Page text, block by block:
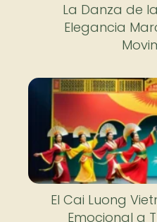
La Danza de
Elegancia
El Cai Luong
Emocional a